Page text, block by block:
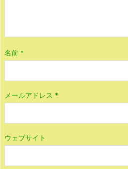
名前 *
メールアドレス *
ウェブサイト